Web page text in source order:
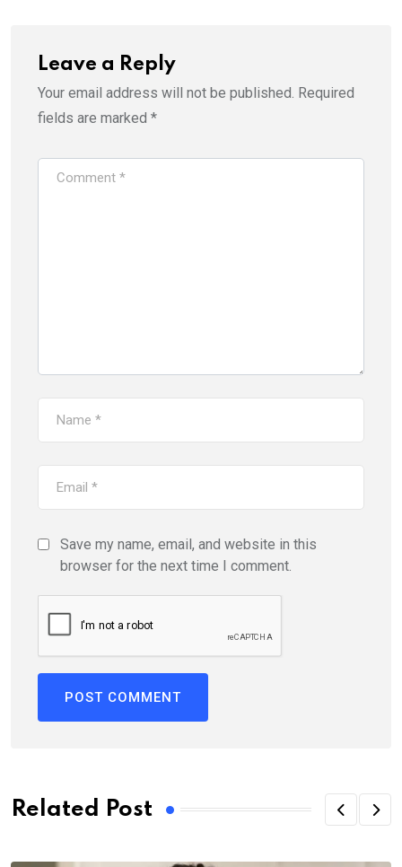
Leave a Reply
Your email address will not be published. Required
fields are marked *
Save my name, email, and website in this
browser for the next time I comment.
Related Post